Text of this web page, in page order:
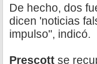
De hecho, dos
dicen 'noticias
impulso", indicó.
Prescott se